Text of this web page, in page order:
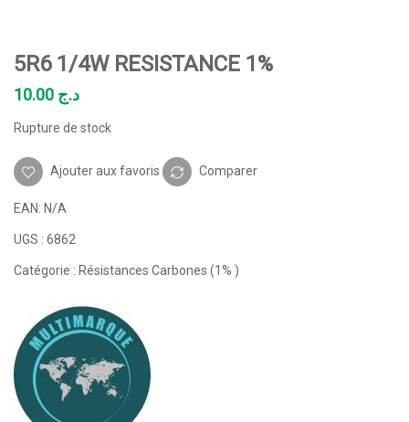
5R6 1/4W RESISTANCE 1%
د.ج
Rupture de stock
Ajouter aux favoris Comparer
EAN: N/A
UGS : 6862
Catégorie : Résistances Carbones (1% )